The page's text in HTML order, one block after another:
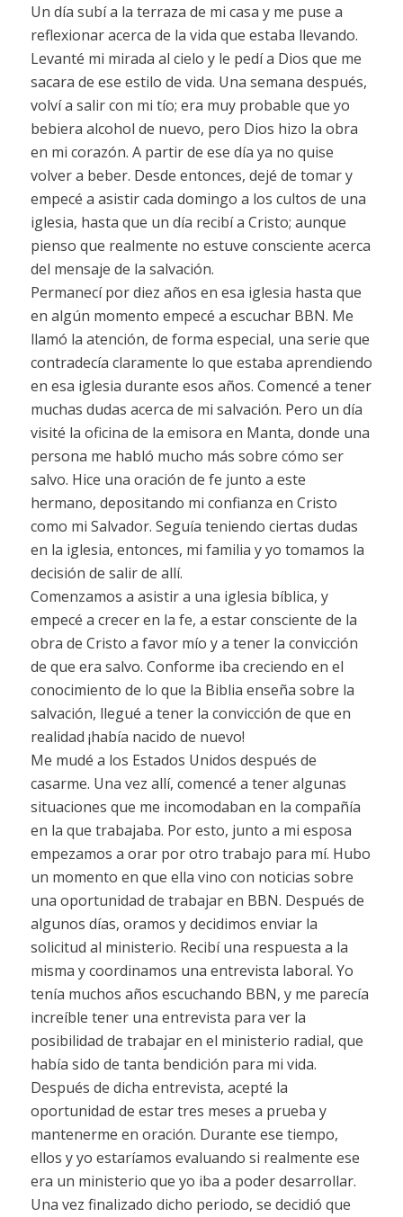
Un día subí a la terraza de mi casa y me puse a
reflexionar acerca de la vida que estaba llevando.
Levanté mi mirada al cielo y le pedí a Dios que me
sacara de ese estilo de vida. Una semana después,
volví a salir con mi tío; era muy probable que yo
bebiera alcohol de nuevo, pero Dios hizo la obra
en mi corazón. A partir de ese día ya no quise
volver a beber. Desde entonces, dejé de tomar y
empecé a asistir cada domingo a los cultos de una
iglesia, hasta que un día recibí a Cristo; aunque
pienso que realmente no estuve consciente acerca
del mensaje de la salvación.
Permanecí por diez años en esa iglesia hasta que
en algún momento empecé a escuchar BBN. Me
llamó la atención, de forma especial, una serie que
contradecía claramente lo que estaba aprendiendo
en esa iglesia durante esos años. Comencé a tener
muchas dudas acerca de mi salvación. Pero un día
visité la oficina de la emisora en Manta, donde una
persona me habló mucho más sobre cómo ser
salvo. Hice una oración de fe junto a este
hermano, depositando mi confianza en Cristo
como mi Salvador. Seguía teniendo ciertas dudas
en la iglesia, entonces, mi familia y yo tomamos la
decisión de salir de allí.
Comenzamos a asistir a una iglesia bíblica, y
empecé a crecer en la fe, a estar consciente de la
obra de Cristo a favor mío y a tener la convicción
de que era salvo. Conforme iba creciendo en el
conocimiento de lo que la Biblia enseña sobre la
salvación, llegué a tener la convicción de que en
realidad ¡había nacido de nuevo!
Me mudé a los Estados Unidos después de
casarme. Una vez allí, comencé a tener algunas
situaciones que me incomodaban en la compañía
en la que trabajaba. Por esto, junto a mi esposa
empezamos a orar por otro trabajo para mí. Hubo
un momento en que ella vino con noticias sobre
una oportunidad de trabajar en BBN. Después de
algunos días, oramos y decidimos enviar la
solicitud al ministerio. Recibí una respuesta a la
misma y coordinamos una entrevista laboral. Yo
tenía muchos años escuchando BBN, y me parecía
increíble tener una entrevista para ver la
posibilidad de trabajar en el ministerio radial, que
había sido de tanta bendición para mi vida.
Después de dicha entrevista, acepté la
oportunidad de estar tres meses a prueba y
mantenerme en oración. Durante ese tiempo,
ellos y yo estaríamos evaluando si realmente ese
era un ministerio que yo iba a poder desarrollar.
Una vez finalizado dicho periodo, se decidió que